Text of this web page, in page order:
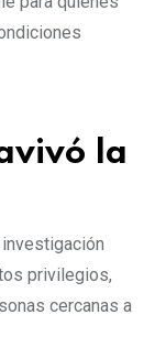
la
privilegios,
cercanas a